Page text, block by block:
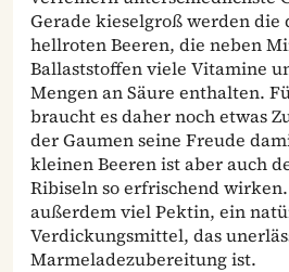
Gerade kieselgroß werden die
hellroten Beeren, die neben
Ballaststoffen viele Vitamine
Mengen an Säure enthalten.
braucht es daher noch etwas
der Gaumen seine Freude
kleinen Beeren ist aber auch
Ribiseln so erfrischend
außerdem viel Pektin, ein
Verdickungsmittel, das
Marmeladezubereitung ist.